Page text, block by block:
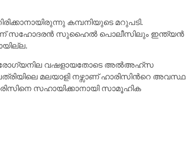
കമ്പനിയുടെ മറുപടി.
സഹോദരന്‍ സുഹൈല്‍ പൊലീസിലും ഇന്ത്യന്‍
ആരോഗ്യനില വഷളായതോടെ അല്‍അഹ്‌സ
മലയാളി നഴ്സാണ് ഹാരിസിന്‍റെ അവസ്ഥ
സഹായിക്കാനായി സാമൂഹിക